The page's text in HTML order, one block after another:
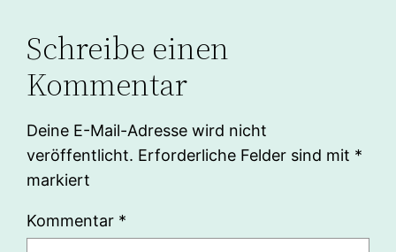
Schreibe einen
Kommentar
Deine E-Mail-Adresse wird nicht
veröffentlicht. Erforderliche Felder sind mit *
markiert
Kommentar *